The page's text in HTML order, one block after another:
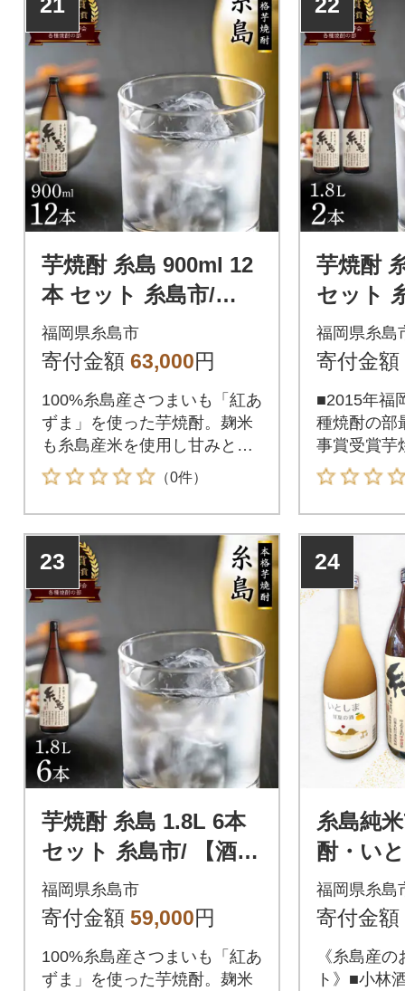
のをオススメします!原材料、
作り方、ラベル全てに地元の
こだわりの芋焼酎です。
区域内で
も・酒米が
を占めるた
芋焼酎 糸島 900ml 12
本 セット 糸島市/
【酒屋いとう[ARA09
5]
福岡県糸島市
寄付金額 63,000円
100%糸島産さつまいも「紅あ
ずま」を使った芋焼酎。麹米
も糸島産米を使用し甘みとコ
クがあり、やわらかい飲み口
の芋焼酎です。【配送期日】
準備が整い次第、順次発送
【内容量・規格等】900ml×12
本【地場産品基準該当理由】
区域内で生産されたさつまい
も・酒米が原材料の50%以上
を占めるため。
（0件）
芋焼酎
セット
いとう
福岡県糸島
寄付金額
■2015年福
種焼酎の部
事賞受賞芋
00%糸島産
ずま」を使
も糸島産米
クがあり、
の芋焼酎で
のをオス
作り方、
こだわり
23
芋焼酎 糸島 1.8L 6本
セット 糸島市/ 【酒屋
いとう[ARA097]
福岡県糸島市
寄付金額 59,000円
100%糸島産さつまいも「紅あ
ずま」を使った芋焼酎。麹米
24
糸島純
酎・い
酒 3本
蔵屋
福岡県糸島
寄付金額
《糸島産
ト》■小林